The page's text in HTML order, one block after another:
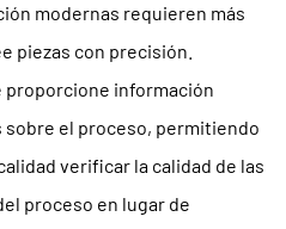
modernas requieren más
piezas con precisión.
proporcione información
el proceso, permitiendo
verificar la calidad de las
proceso en lugar de